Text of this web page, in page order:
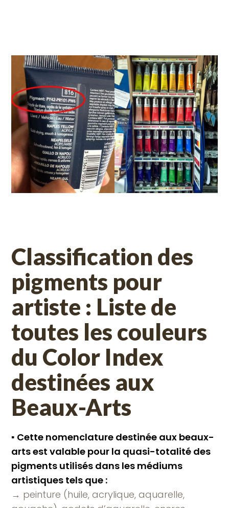
Classification des
pigments pour
artiste : Liste de
toutes les couleurs
du Color Index
destinées aux
Beaux-Arts
▪︎ Cette nomenclature destinée aux beaux-
arts est valable pour la quasi-totalité des
pigments utilisés dans les médiums
artistiques tels que :
→ peinture (huile, acrylique, aquarelle,